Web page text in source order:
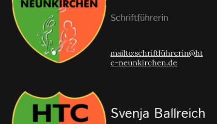
Schriftführerin
mailto:schriftführerin@ht
c-neunkirchen.de
Svenja Ballreich